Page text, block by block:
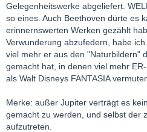
Gelegenheitswerke abgeliefert.
so eines. Auch Beethoven dürte es
erinnernswerten Werken gezählt
Verwunderung abzufedern, habe
viel mehr er aus den "Naturbildern"
gemacht hat, in denen viel mehr
als Walt Disneys FANTASIA
Merke: außer Jupiter verträgt es
gemacht zu werden, und selbst der
aufzutreten.